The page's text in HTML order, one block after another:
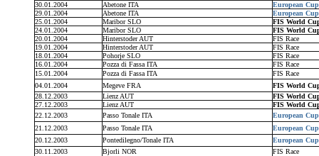
30.01.2004
Abetone ITA
European Cup
29.01.2004
Abetone ITA
European Cup
25.01.2004
Maribor SLO
FIS World
24.01.2004
Maribor SLO
FIS World
20.01.2004
Hinterstoder AUT
FIS Race
19.01.2004
Hinterstoder AUT
FIS Race
18.01.2004
Pohorje SLO
FIS Race
16.01.2004
Pozza di Fassa ITA
FIS Race
15.01.2004
Pozza di Fassa ITA
FIS Race
04.01.2004
Megeve FRA
FIS World
28.12.2003
Lienz AUT
FIS World
27.12.2003
Lienz AUT
FIS World
22.12.2003
Passo Tonale ITA
European Cup
21.12.2003
Passo Tonale ITA
European Cup
20.12.2003
Pontedilegno/Tonale ITA
European Cup
30.11.2003
Bjorli NOR
FIS Race